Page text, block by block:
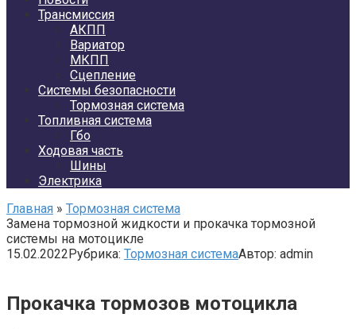
Трансмиссия
АКПП
Вариатор
МКПП
Сцепление
Системы безопасности
Тормозная система
Топливная система
Гбо
Ходовая часть
Шины
Электрика
Главная » Тормозная система
Замена тормозной жидкости и прокачка тормозной
системы на мотоцикле
15.02.2022Рубрика: Тормозная системаАвтор: admin
Прокачка тормозов мотоцикла